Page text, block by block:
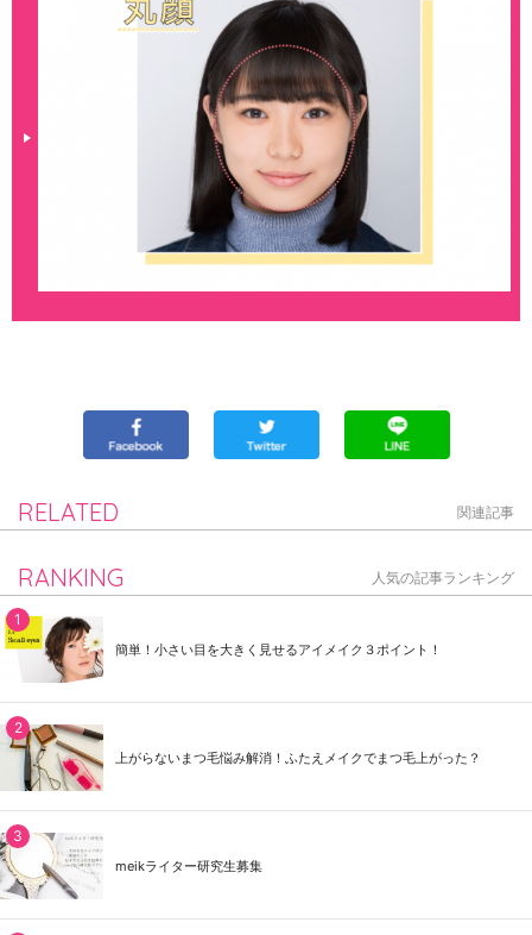
RELATED 関連記事
RANKING 人気の記事ランキング
簡単！小さい目を大きく見せるアイメイク３ポイント！
上がらないまつ毛悩み解消！ふたえメイクでまつ毛上がった？
meikライター研究生募集